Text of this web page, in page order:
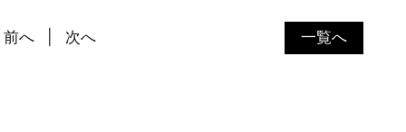
一覧へ
前へ 次へ